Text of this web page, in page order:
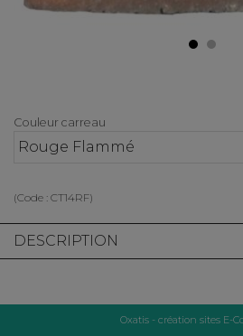
Couleur carreau
Rouge Flammé
(Code : CT14RF)
DESCRIPTION
Oxatis - création sites E-